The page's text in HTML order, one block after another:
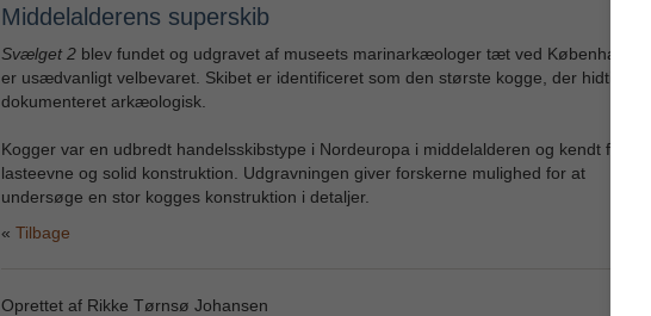
Middelalderens superskib
Svælget 2 blev fundet og udgravet af museets marinarkæologer tæt ved København og
er usædvanligt velbevaret. Skibet er identificeret som den største kogge, der hidtil er
dokumenteret arkæologisk.
Kogger var en udbredt handelsskibstype i Nordeuropa i middelalderen og kendt for stor
lasteevne og solid konstruktion. Udgravningen giver forskerne mulighed for at
undersøge en stor kogges konstruktion i detaljer.
Tilbage
Oprettet af Rikke Tørnsø Johansen